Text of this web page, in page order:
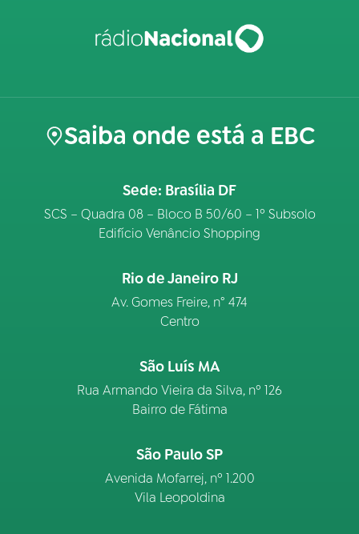
Saiba onde está a EBC
Sede: Brasília DF
SCS – Quadra 08 – Bloco B 50/60 – 1º Subsolo
Edifício Venâncio Shopping
Rio de Janeiro RJ
Av. Gomes Freire, n° 474
Centro
São Luís MA
Rua Armando Vieira da Silva, nº 126
Bairro de Fátima
São Paulo SP
Avenida Mofarrej, nº 1.200
Vila Leopoldina